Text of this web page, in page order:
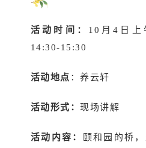
活动时间： 10月4日上
14:30-15:30
活动地点 ：养云轩
活动形式：现场讲解
活动内容：
颐和园的桥